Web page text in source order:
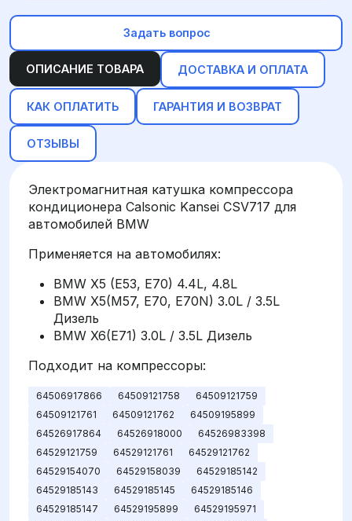
ОПИСАНИЕ ТОВАРА ДОСТАВКА И ОПЛАТА
КАК ОПЛАТИТЬ ГАРАНТИЯ И ВОЗВРАТ
ОТЗЫВЫ
Электромагнитная катушка компрессора
кондиционера Calsonic Kansei CSV717 для
автомобилей BMW
Применяется на автомобилях:
BMW X5 (E53, E70) 4.4L, 4.8L
BMW X5(M57, E70, E70N) 3.0L / 3.5L
Дизель
BMW X6(E71) 3.0L / 3.5L Дизель
Подходит на компрессоры:
64506917866 64509121758
64509121759
64509121761
64509121762
64509195899
64526917864
64526918000
64526983398
64529121759
64529121761
64529121762
64529154070
64529158039
64529185142
64529185143
64529185145
64529185146
64529185147
64529195899
64529195971
Задать вопрос